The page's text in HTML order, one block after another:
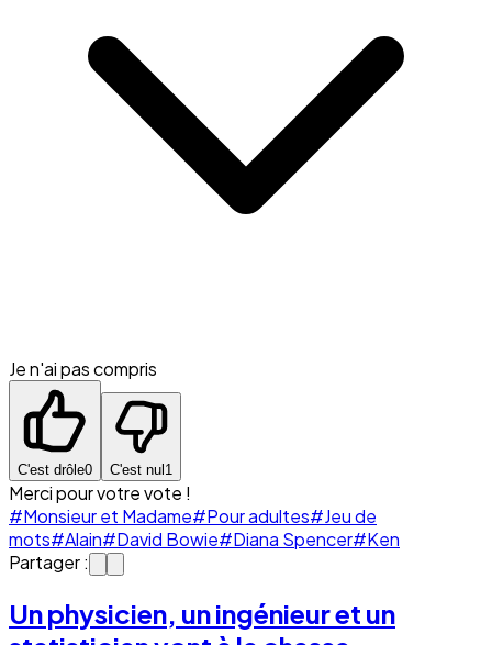
Je n'ai pas compris
C'est drôle0 C'est nul1
Merci pour votre vote !
#Monsieur et Madame#Pour adultes#Jeu de
mots#Alain#David Bowie#Diana Spencer#Ken
Partager :
Un physicien, un ingénieur et un